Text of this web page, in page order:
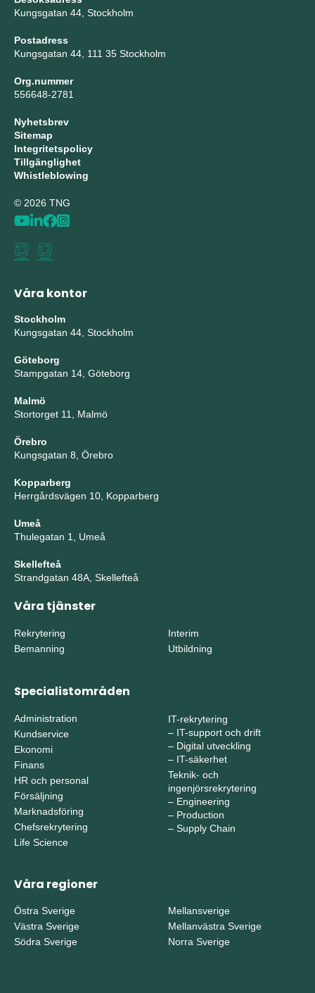
Kungsgatan 44, Stockholm
Postadress
Kungsgatan 44, 111 35 Stockholm
Org.nummer
556648-2781
Nyhetsbrev
Sitemap
Integritetspolicy
Tillgänglighet
Whistleblowing
© 2026 TNG
Våra kontor
Stockholm
Kungsgatan 44, Stockholm
Göteborg
Stampgatan 14, Göteborg
Malmö
Stortorget 11, Malmö
Örebro
Kungsgatan 8, Örebro
Kopparberg
Herrgårdsvägen 10, Kopparberg
Umeå
Thulegatan 1, Umeå
Skellefteå
Strandgatan 48A, Skellefteå
Våra tjänster
Rekrytering
Bemanning
Interim
Utbildning
Specialistområden
Administration
Kundservice
Ekonomi
Finans
HR och personal
Försäljning
Marknadsföring
Chefsrekrytering
Life Science
IT-rekrytering
– IT-support och drift
– Digital utveckling
– IT-säkerhet
Teknik- och
ingenjörsrekrytering
– Engineering
– Production
– Supply Chain
Våra regioner
Östra Sverige
Västra Sverige
Södra Sverige
Mellansverige
Mellanvästra Sverige
Norra Sverige